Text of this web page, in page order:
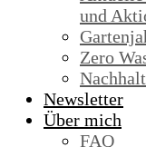
und
Zero
Newsletter
Über mich
FAQ